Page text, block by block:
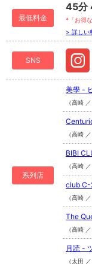
最低料金
45分
*「お得
> 詳しい
SNS
系列店
美學 -
（高崎
（高崎
BIBI
（高崎
club C-
（高崎
The
（高崎
月読 -
（太田